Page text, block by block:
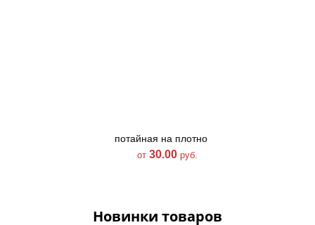
потайная на плотной
тесьме цвет 055
от 30.00 руб.
Новинки товаров